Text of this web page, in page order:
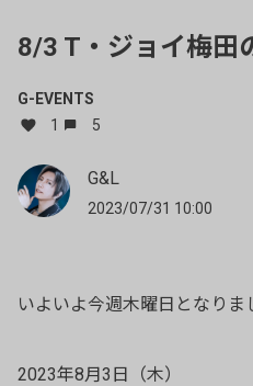
8/3 T・ジョイ梅田
G-EVENTS
1
5
G&L
2023/07/31 10:00
いよいよ今週木曜日となりま
2023年8月3日（木）